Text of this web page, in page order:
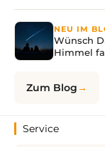
NEU IM
Wünsch
Himmel
Zum Blog
Service